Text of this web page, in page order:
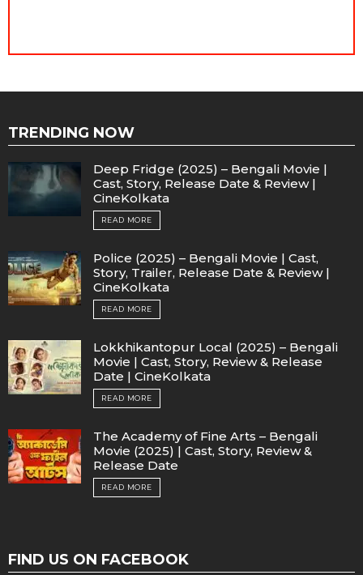
TRENDING NOW
Deep Fridge (2025) – Bengali Movie |
Cast, Story, Release Date & Review |
CineKolkata
READ MORE
Police (2025) – Bengali Movie | Cast,
Story, Trailer, Release Date & Review |
CineKolkata
READ MORE
Lokkhikantopur Local (2025) – Bengali
Movie | Cast, Story, Review & Release
Date | CineKolkata
READ MORE
The Academy of Fine Arts – Bengali
Movie (2025) | Cast, Story, Review &
Release Date
READ MORE
FIND US ON FACEBOOK